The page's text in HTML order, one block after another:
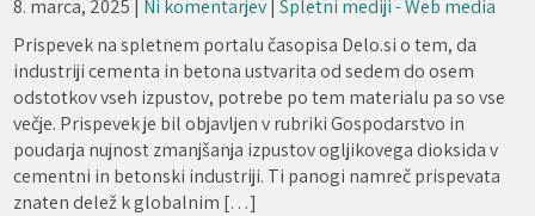
8. marca, 2025 | Ni komentarjev|Spletni mediji - Web media
Prispevek na spletnem portalu časopisa Delo.si o tem, da
industriji cementa in betona ustvarita od sedem do osem
odstotkov vseh izpustov, potrebe po tem materialu pa so vse
večje. Prispevek je bil objavljen v rubriki Gospodarstvo in
poudarja nujnost zmanjšanja izpustov ogljikovega dioksida v
cementni in betonski industriji. Ti panogi namreč prispevata
znaten delež k globalnim […]